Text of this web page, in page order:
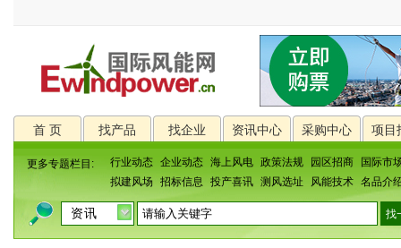
首 页 找产品 找企业 资讯中心 采购中心 项目
更多专题栏目: 行业动态 企业动态 海上风电 政策法规 园区招商
国际市
拟建风场
招标信息 投产喜讯 测风选址 风能技术 名品介